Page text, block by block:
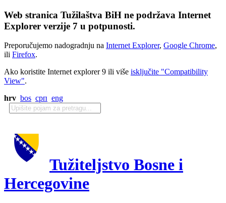
Web stranica Tužilaštva BiH ne podržava Internet
Explorer verzije 7 u potpunosti.
Preporučujemo nadogradnju na Internet Explorer, Google Chrome,
ili Firefox.
Ako koristite Internet explorer 9 ili više isključite "Compatibility
View".
hrv bos срп eng
Tužiteljstvo Bosne i
Hercegovine